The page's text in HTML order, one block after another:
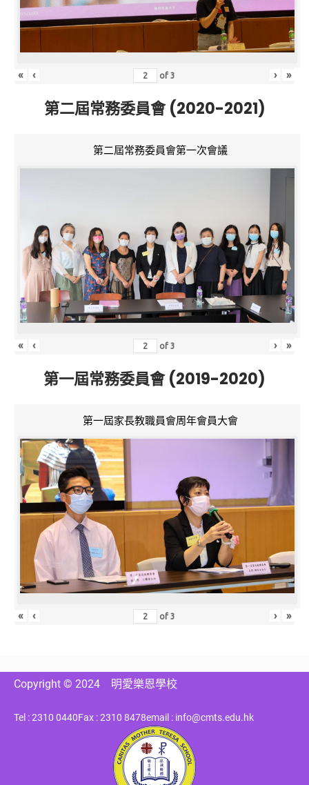
« ‹ of3 › »
第二屆常務委員會 (2020-2021)
第二屆常務委員會第一次會議
« ‹ of3 › »
第一屆常務委員會 (2019-2020)
第一屆家長教職員會周年會員大會
« ‹ of3 › »
Copyright © 2024 明愛樂恩學校
Tel : 2310 0440Fax : 2310 8478email : info@cmts.edu.hk